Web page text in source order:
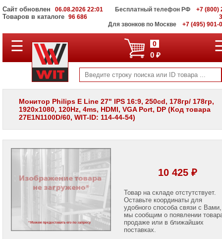
Сайт обновлен 06.08.2026 22:01
Товаров в каталоге 96 686
Бесплатный телефон РФ
+7 (800)
Для звонков по Москве
+7 (495) 901-
ПОЛНЫЙ
КАТАЛОГ
Корпоративные
серверы
WIT
Системы
хранения
данных
Мониторы
LCD
панели
Мониторы
ACER
☰ 0
0 ₽
Монитор Philips E Line 27" IPS 16:9, 250cd, 178гр/ 178гр,
1920x1080, 120Hz, 4ms, HDMI, VGA Port, DP (Код товара
27E1N1100D/60, WIT-ID: 114-44-54)
10 425 ₽
Товар на складе отстутствует.
Оставьте координаты для
удобного способа связи с Вами,
мы сообщим о появлении
продаже или в ближайших
поставках.